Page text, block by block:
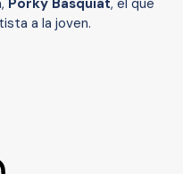
Porky Basquiat, el que
a la joven.